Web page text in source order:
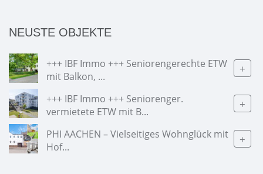
NEUSTE OBJEKTE
+++ IBF Immo +++ Seniorengerechte ETW
mit Balkon, ...
+
+++ IBF Immo +++ Seniorenger.
vermietete ETW mit B...
+
PHI AACHEN – Vielseitiges Wohnglück mit
Hof...
+